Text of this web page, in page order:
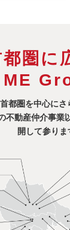
圏に
ME
都圏を中心にさ
不動産仲介事業
開して参りま